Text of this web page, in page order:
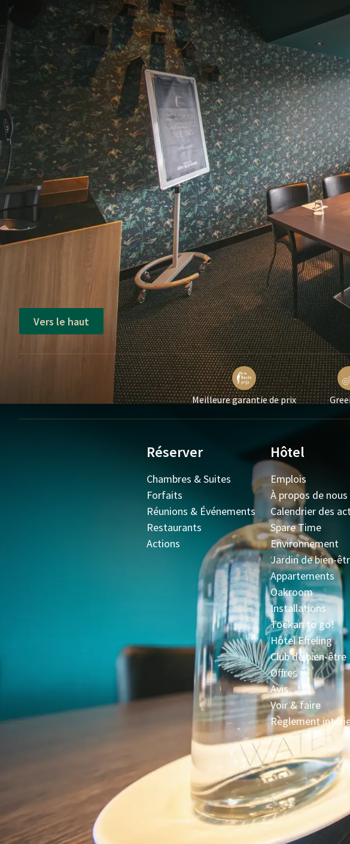
Vers le haut
Meilleure garantie de prix
Réserver
Chambres & Suites
Forfaits
Réunions & Événements
Restaurants
Actions
Hôtel
Emplois
À propos de nous
Calendrier des
Spare Time
Environnement
Jardin de bien-
Appartements
Oakroom
Installations
Toekan to go!
Hôtel Efteling
Club de bien-être
Offres
Avis
Voir & faire
Règlement